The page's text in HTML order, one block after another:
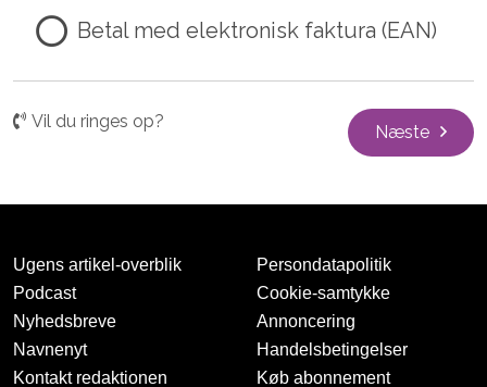
Betal med elektronisk faktura (EAN)
Vil du ringes op?
Næste
Ugens artikel-overblik
Podcast
Nyhedsbreve
Navnenyt
Kontakt redaktionen
Persondatapolitik
Cookie-samtykke
Annoncering
Handelsbetingelser
Køb abonnement